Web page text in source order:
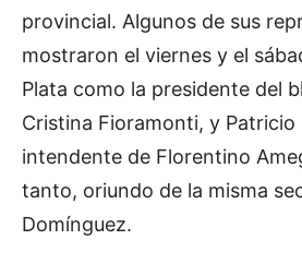
provincial. Algunos de sus
mostraron el viernes y el
Plata como la presidente del
Cristina Fioramonti, y Patricio
intendente de Florentino
tanto, oriundo de la misma
Domínguez.